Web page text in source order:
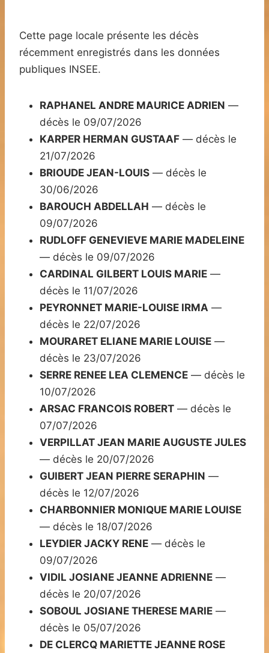
Cette page locale présente les décès
récemment enregistrés dans les données
publiques INSEE.
RAPHANEL ANDRE MAURICE ADRIEN —
décès le 09/07/2026
KARPER HERMAN GUSTAAF — décès le
21/07/2026
BRIOUDE JEAN-LOUIS — décès le
30/06/2026
BAROUCH ABDELLAH — décès le
09/07/2026
RUDLOFF GENEVIEVE MARIE MADELEINE
— décès le 09/07/2026
CARDINAL GILBERT LOUIS MARIE —
décès le 11/07/2026
PEYRONNET MARIE-LOUISE IRMA —
décès le 22/07/2026
MOURARET ELIANE MARIE LOUISE —
décès le 23/07/2026
SERRE RENEE LEA CLEMENCE — décès le
10/07/2026
ARSAC FRANCOIS ROBERT — décès le
07/07/2026
VERPILLAT JEAN MARIE AUGUSTE JULES
— décès le 20/07/2026
GUIBERT JEAN PIERRE SERAPHIN —
décès le 12/07/2026
CHARBONNIER MONIQUE MARIE LOUISE
— décès le 18/07/2026
LEYDIER JACKY RENE — décès le
09/07/2026
VIDIL JOSIANE JEANNE ADRIENNE —
décès le 20/07/2026
SOBOUL JOSIANE THERESE MARIE —
décès le 05/07/2026
DE CLERCQ MARIETTE JEANNE ROSE